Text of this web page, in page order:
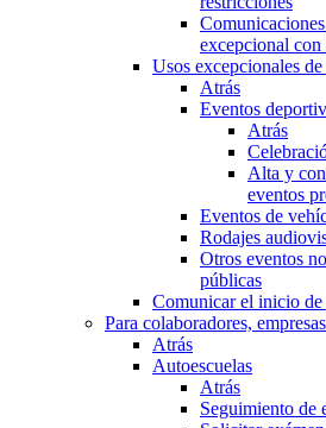
excepcional
Usos excepcionales
Atrás
Eventos
Atrás
Alta y
eventos
Eventos de
Rodajes
Otros eventos
públicas
Comunicar el inicio de
Para colaboradores,
Atrás
Autoescuelas
Atrás
Seguimiento de